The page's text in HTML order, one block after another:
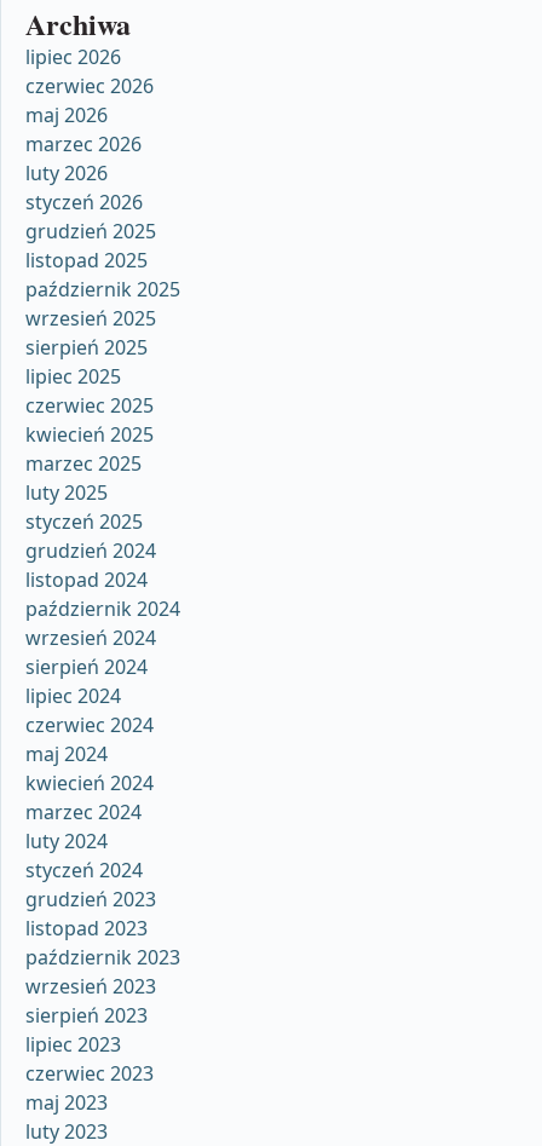
Archiwa
lipiec 2026
czerwiec 2026
maj 2026
marzec 2026
luty 2026
styczeń 2026
grudzień 2025
listopad 2025
październik 2025
wrzesień 2025
sierpień 2025
lipiec 2025
czerwiec 2025
kwiecień 2025
marzec 2025
luty 2025
styczeń 2025
grudzień 2024
listopad 2024
październik 2024
wrzesień 2024
sierpień 2024
lipiec 2024
czerwiec 2024
maj 2024
kwiecień 2024
marzec 2024
luty 2024
styczeń 2024
grudzień 2023
listopad 2023
październik 2023
wrzesień 2023
sierpień 2023
lipiec 2023
czerwiec 2023
maj 2023
luty 2023